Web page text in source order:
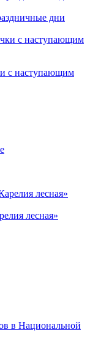
дни
с наступающим
лесная»